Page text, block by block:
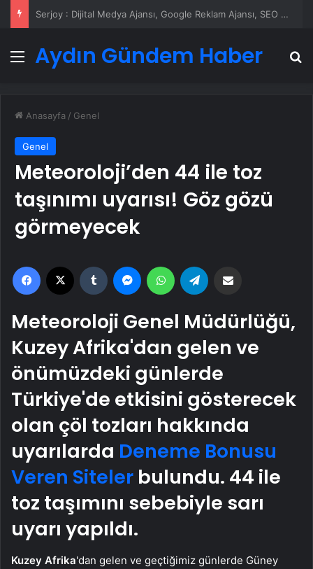
UETDS Nedir ? Uetds.com İle Akıllı Dijital Taşımacılık Yazılımı
Menü
Aydın Gündem Haber
Anasayfa / Genel
Genel
Meteoroloji’den 44 ile toz
taşınımı uyarısı! Göz gözü
görmeyecek
Facebook Tumblr MessengerWhatsApp
Meteoroloji Genel Müdürlüğü,
Kuzey Afrika'dan gelen ve
önümüzdeki günlerde
Türkiye'de etkisini gösterecek
olan çöl tozları hakkında
uyarılarda Deneme Bonusu
Veren Siteler bulundu. 44 ile
toz taşımını sebebiyle sarı
uyarı yapıldı.
Kuzey Afrika'dan gelen ve geçtiğimiz günlerde Güney